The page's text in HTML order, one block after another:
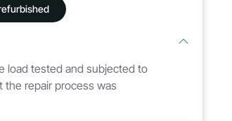
load tested and subjected to
the repair process was